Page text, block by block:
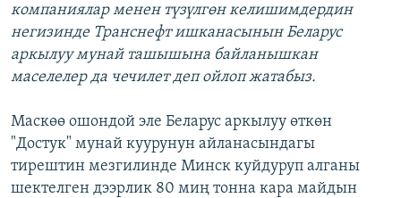
компаниялар менен түзүлгөн келишимдердин
негизинде Транснефт ишканасынын Беларус
аркылуу мунай ташышына байланышкан
маселелер да чечилет деп ойлоп жатабыз.
Маскөө ошондой эле Беларус аркылуу өткөн
"Достук" мунай куурунун айланасындагы
тирештин мезгилинде Минск куйдуруп алганы
шектелген дээрлик 80 миң тонна кара майдын